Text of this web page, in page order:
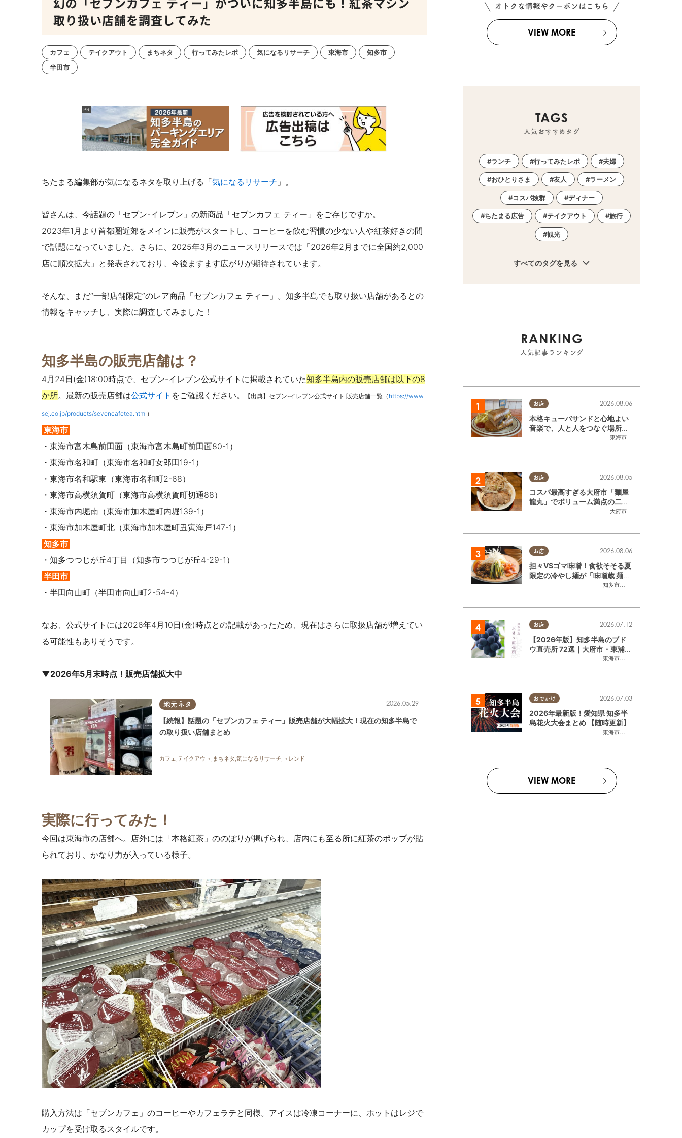
取り扱い店舗を調査してみた
カフェ テイクアウト まちネタ 行ってみたレポ 気になるリサーチ 東海市
知多市
半田市
ちたまる編集部が気になるネタを取り上げる「気になるリサーチ 」。
皆さんは、今話題の「セブン-イレブン」の新商品「セブンカフェ ティー」をご存じですか。
2023年1月より首都圏近郊をメインに販売がスタートし、コーヒーを飲む習慣の少ない人や紅茶好きの間
で話題になっていました。さらに、2025年3月のニュースリリースでは「2026年2月までに全国約2,000
店に順次拡大」と発表されており、今後ますます広がりが期待されています。
そんな、まだ“一部店舗限定”のレア商品「セブンカフェ ティー」。知多半島でも取り扱い店舗があるとの
情報をキャッチし、実際に調査してみました！
知多半島の販売店舗は？
4月24日(金)18:00時点で、セブン-イレブン公式サイトに掲載されていた知多半島内の販売店舗は以下の8
か所。最新の販売店舗は公式サイト をご確認ください。 【出典】セブン-イレブン公式サイト 販売店舗一覧（ https://www.
sej.co.jp/products/sevencafetea.html ）
東海市
・ 東海市富木島前田面（東海市富木島町前田面80-1）
・ 東海市名和町（東海市名和町女郎田19-1）
・東海市名和駅東（東海市名和町2-68）
・東海市高横須賀町（東海市高横須賀町切通88）
・東海市内堀南（東海市加木屋町内堀139-1）
・東海市加木屋町北（東海市加木屋町丑寅海戸147-1）
知多市
・知多つつじが丘4丁目（知多市つつじが丘4-29-1）
半田市
・半田向山町（半田市向山町2-54-4）
なお、公式サイトには2026年4月10日(金)時点との記載があったため、現在はさらに取扱店舗が増えてい
る可能性もありそうです。
▼2026年5月末時点！販売店舗拡大中
地元ネタ 2026.05.29
【続報】話題の「セブンカフェ ティー」販売店舗が大幅拡大！現在の知多半島で
の取り扱い店舗まとめ
カフェ,テイクアウト,まちネタ,気になるリサーチ,トレンド
実際に行ってみた！
今回は東海市の店舗へ。店外には「本格紅茶」ののぼりが掲げられ、店内にも至る所に紅茶のポップが貼
られており、かなり力が入っている様子。
購入方法は「セブンカフェ」のコーヒーやカフェラテと同様。アイスは冷凍コーナーに、ホットはレジで
カップを受け取るスタイルです。
オトクな情報やクーポンはこちら
VIEW MORE
TAGS
人気おすすめタグ
ランチ 行ってみたレポ 夫婦
おひとりさま 友人 ラーメン
コスパ抜群 ディナー
ちたまる広告 テイクアウト 旅行
観光
すべてのタグを見る
RANKING
人気記事ランキング
お店
東海市
2026.08.06
本格キューバサンドと心地よい
音楽で、人と人をつなぐ場所。
東海市「JAMMIN'STANDHOU
お店
大府市
2026.08.05
コスパ最高すぎる大府市「麺屋
龍丸」でボリューム満点の二郎
系ラーメンを堪能してきた
お店
知多市
,半田市
2026.08.06
担々VSゴマ味噌！食欲そそる夏
限定の冷やし麺が「味噌蔵 麺四
朗 半田店・知多店」で登場／ち
お店
東海市
,大府市
2026.07.12
【2026年版】知多半島のブド
ウ直売所 72選｜大府市・東浦町
ほかエリア別に一挙紹介
おでかけ
東海市
,大府市
2026.07.03
2026年最新版！愛知県 知多半
島花火大会まとめ 【随時更新】
VIEW MORE